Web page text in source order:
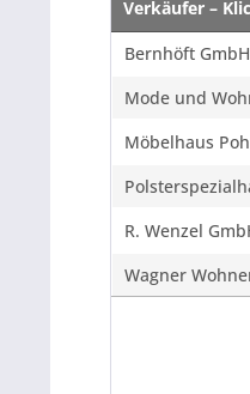
Verkäufer –
Verkäufer –
Bernhöft
Mode und
Möbelhaus
R. Wenzel
Wagner